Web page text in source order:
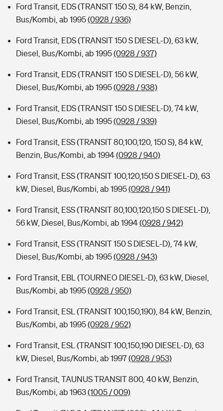
Ford Transit, EDS (TRANSIT 150 S), 84 kW, Benzin,
Bus/Kombi, ab 1995(0928 / 936)
Ford Transit, EDS (TRANSIT 150 S DIESEL-D), 63 kW,
Diesel, Bus/Kombi, ab 1995(0928 / 937)
Ford Transit, EDS (TRANSIT 150 S DIESEL-D), 56 kW,
Diesel, Bus/Kombi, ab 1995(0928 / 938)
Ford Transit, EDS (TRANSIT 150 S DIESEL-D), 74 kW,
Diesel, Bus/Kombi, ab 1995(0928 / 939)
Ford Transit, ESS (TRANSIT 80,100,120, 150 S), 84 kW,
Benzin, Bus/Kombi, ab 1994(0928 / 940)
Ford Transit, ESS (TRANSIT 100,120,150 S DIESEL-D), 63
kW, Diesel, Bus/Kombi, ab 1995(0928 / 941)
Ford Transit, ESS (TRANSIT 80,100,120,150 S DIESEL-D),
56 kW, Diesel, Bus/Kombi, ab 1994(0928 / 942)
Ford Transit, ESS (TRANSIT 150 S DIESEL-D), 74 kW,
Diesel, Bus/Kombi, ab 1995(0928 / 943)
Ford Transit, EBL (TOURNEO DIESEL-D), 63 kW, Diesel,
Bus/Kombi, ab 1995(0928 / 950)
Ford Transit, ESL (TRANSIT 100,150,190), 84 kW, Benzin,
Bus/Kombi, ab 1995(0928 / 952)
Ford Transit, ESL (TRANSIT 100,150,190 DIESEL-D), 63
kW, Diesel, Bus/Kombi, ab 1997(0928 / 953)
Ford Transit, TAUNUS TRANSIT 800, 40 kW, Benzin,
Bus/Kombi, ab 1963(1005 / 009)